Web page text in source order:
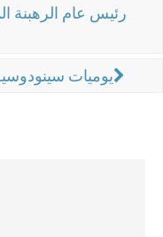
رئيس عام الرهبنة
يوميات